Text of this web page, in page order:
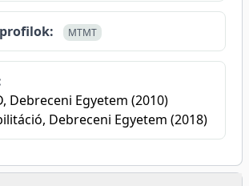
MTMT
Debreceni Egyetem (2010)
Debreceni Egyetem (2018)